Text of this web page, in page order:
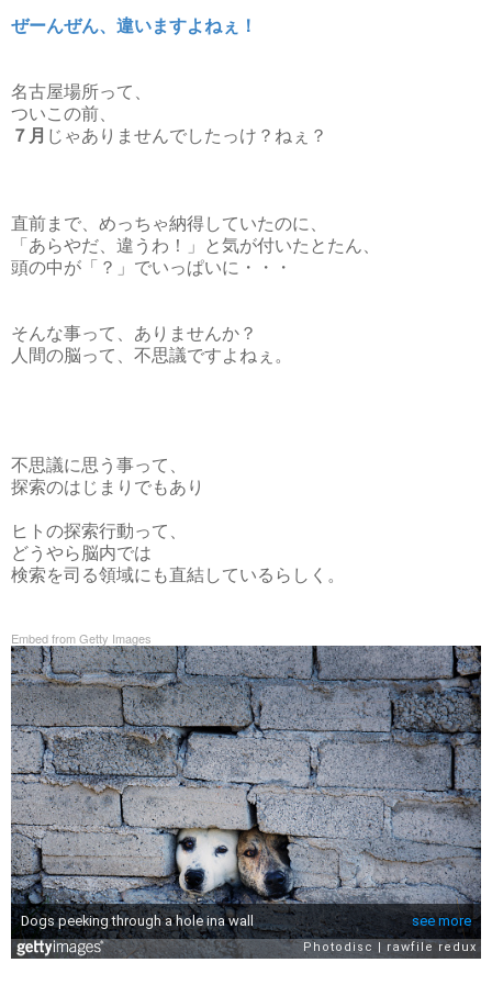
ぜーんぜん、違いますよねぇ！
名古屋場所って、
ついこの前、
７月 じゃありませんでしたっけ？ねぇ？
直前まで、めっちゃ納得していたのに、
「あらやだ、違うわ！」と気が付いたとたん、
頭の中が「？」でいっぱいに・・・
そんな事って、ありませんか？
人間の脳って、不思議ですよねぇ。
不思議に思う事って、
探索のはじまりでもあり
ヒトの探索行動って、
どうやら脳内では
検索を司る領域にも直結しているらしく。
Embed from Getty Images